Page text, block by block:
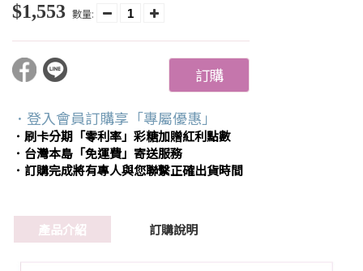
$1,553 數量:
訂購
．登入會員訂購享「專屬優惠」
．刷卡分期「零利率」彩糖加贈紅利點數
．台灣本島「免運費」寄送服務
．訂購完成將有專人與您聯繫正確出貨時間
產品介紹 訂購說明